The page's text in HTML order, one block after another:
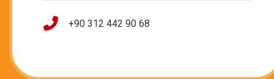
+90 312 442 90 68